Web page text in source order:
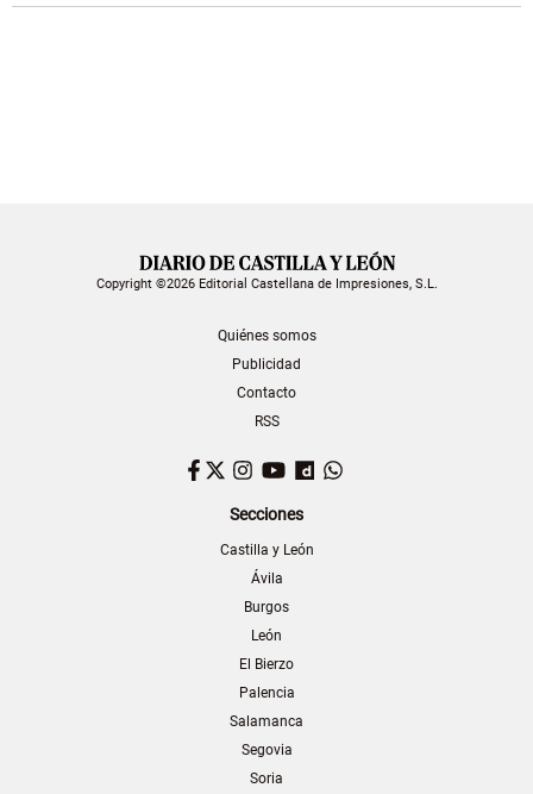
Copyright ©2026 Editorial Castellana de Impresiones, S.L.
Quiénes somos
Publicidad
Contacto
RSS
Facebook
TwitterInstagram
YouTubeDailymotion
Secciones
Castilla y León
Ávila
Burgos
León
El Bierzo
Palencia
Salamanca
Segovia
Soria